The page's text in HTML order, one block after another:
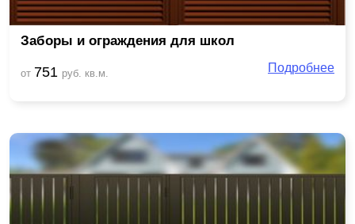
Заборы и ограждения для школ
от 751 руб. кв.м. Подробнее